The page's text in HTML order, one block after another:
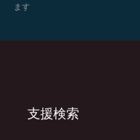
ます
支援検索